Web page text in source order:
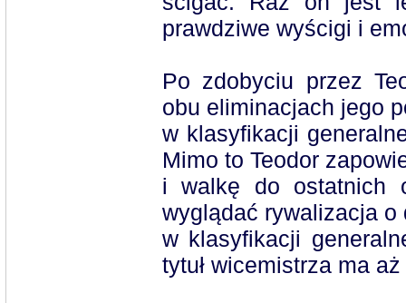
prawdziwe wyścigi i
Po zdobyciu przez
obu eliminacjach jego
w klasyfikacji
Mimo to Teodor
i walkę do ostatnich
wyglądać rywalizacja o
w klasyfikacji
tytuł wicemistrza ma